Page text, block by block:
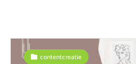
contentcreatie